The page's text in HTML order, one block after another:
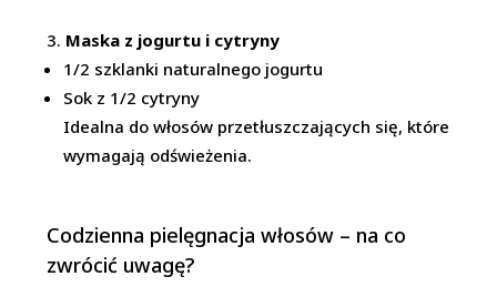
Maska z jogurtu i cytryny
1/2 szklanki naturalnego jogurtu
Sok z 1/2 cytryny
Idealna do włosów przetłuszczających się, które
wymagają odświeżenia.
Codzienna pielęgnacja włosów – na co
zwrócić uwagę?